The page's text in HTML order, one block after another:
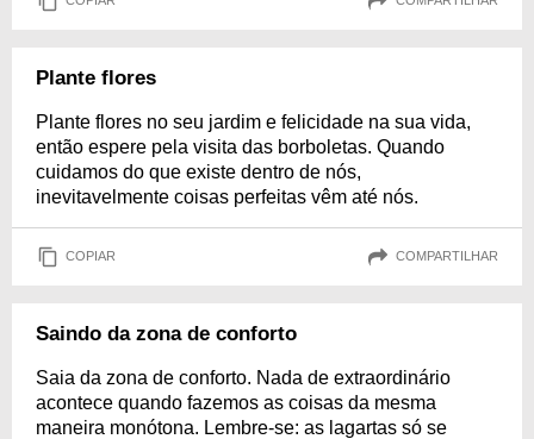
Plante flores
Plante flores no seu jardim e felicidade na sua vida,
então espere pela visita das borboletas. Quando
cuidamos do que existe dentro de nós,
inevitavelmente coisas perfeitas vêm até nós.
COPIAR COMPARTILHAR
Saindo da zona de conforto
Saia da zona de conforto. Nada de extraordinário
acontece quando fazemos as coisas da mesma
maneira monótona. Lembre-se: as lagartas só se